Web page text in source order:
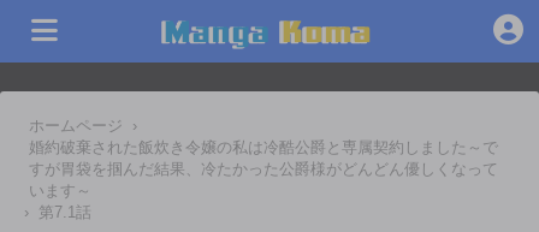
ホームページ
›
婚約破棄された飯炊き令嬢の私は冷酷公爵と専属契約しました～で
すが胃袋を掴んだ結果、冷たかった公爵様がどんどん優しくなって
います～
› 第7.1話